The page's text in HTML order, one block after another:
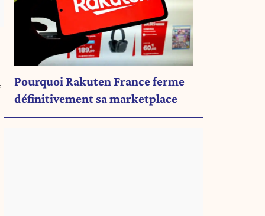
Pourquoi Rakuten France ferme
définitivement sa marketplace